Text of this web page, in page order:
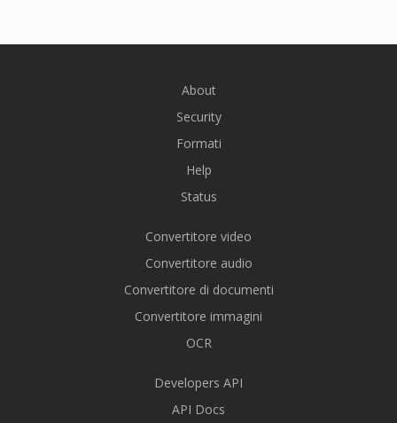
About
Security
Formati
Help
Status
Convertitore video
Convertitore audio
Convertitore di documenti
Convertitore immagini
OCR
Developers API
API Docs